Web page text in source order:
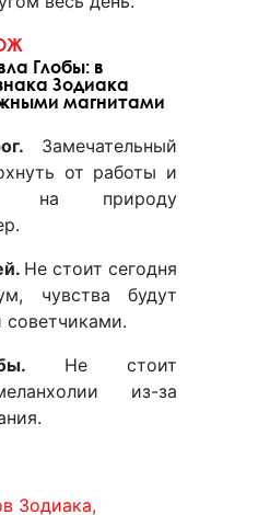
Глобы: в
Зодиака
магнитами
Замечательный
от работы и
на природу
Не стоит сегодня
чувства будут
Не стоит
из-за
Зодиака,